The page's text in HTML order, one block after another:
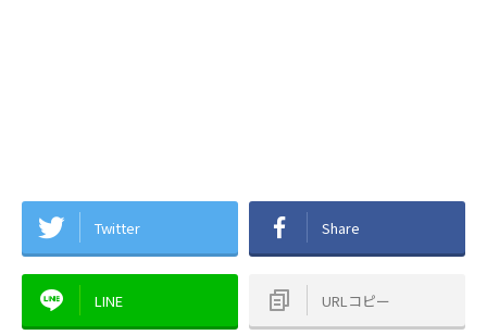
Twitter Share
LINE URLコピー